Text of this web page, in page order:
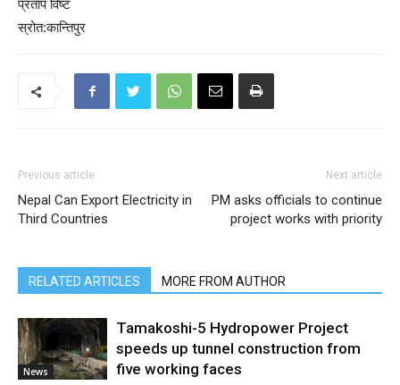
प्रताप विष्ट
स्रोत:कान्तिपुर
Previous article
Nepal Can Export Electricity in
Third Countries
Next article
PM asks officials to continue
project works with priority
RELATED ARTICLES MORE FROM AUTHOR
News
Tamakoshi-5 Hydropower Project
speeds up tunnel construction from
five working faces